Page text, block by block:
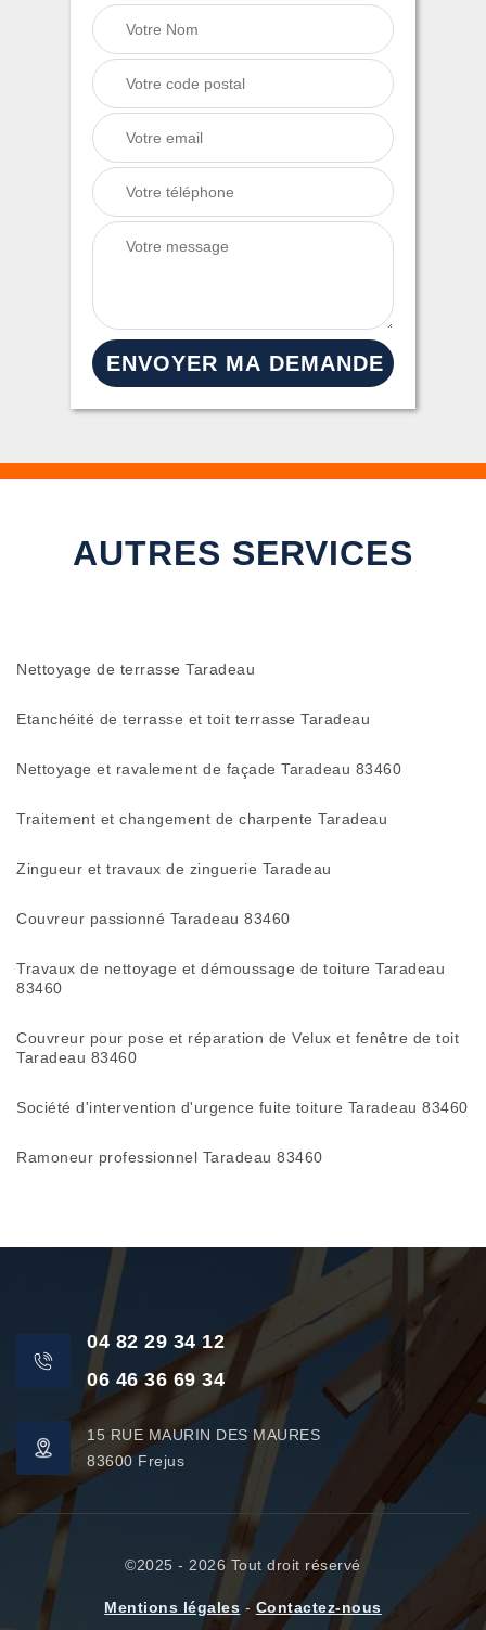
AUTRES SERVICES
Nettoyage de terrasse Taradeau
Etanchéité de terrasse et toit terrasse Taradeau
Nettoyage et ravalement de façade Taradeau 83460
Traitement et changement de charpente Taradeau
Zingueur et travaux de zinguerie Taradeau
Couvreur passionné Taradeau 83460
Travaux de nettoyage et démoussage de toiture Taradeau
83460
Couvreur pour pose et réparation de Velux et fenêtre de toit
Taradeau 83460
Société d'intervention d'urgence fuite toiture Taradeau 83460
Ramoneur professionnel Taradeau 83460
04 82 29 34 12
06 46 36 69 34
15 RUE MAURIN DES MAURES
83600 Frejus
©2025 - 2026 Tout droit réservé
Mentions légales - Contactez-nous